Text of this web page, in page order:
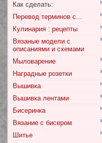
Как сделать:
Перевод терминов с...
Кулинария : рецепты
Вязаные модели с
описаниями и схемами
Мыловарение
Наградные розетки
Вышивка
Вышивка лентами
Бисеринка
Вязание с бисером
Шитье